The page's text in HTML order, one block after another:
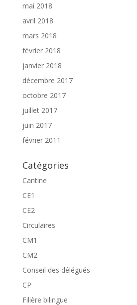
mai 2018
avril 2018
mars 2018
février 2018
janvier 2018
décembre 2017
octobre 2017
juillet 2017
juin 2017
février 2011
Catégories
Cantine
CE1
CE2
Circulaires
CM1
CM2
Conseil des délégués
CP
Filière bilingue